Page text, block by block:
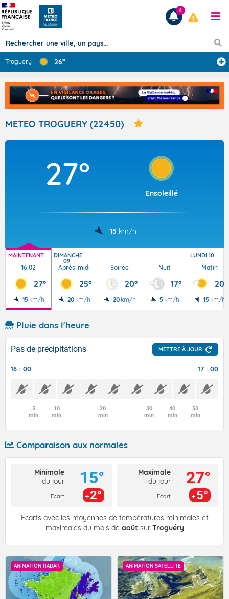
Prévisions
TOUS LES RÉSULTATS
Articles
4
Troguéry 26°
METEO TROGUERY (22450)
27°
Ensoleillé
15 km/h
MAINTENANT
16:02
27°
15 km/h
DIMANCHE
09
Après-midi
25°
20 km/h
Soirée
20°
20 km/h
Nuit
17°
5 km/h
LUNDI 10
Matin
20°
15 km/h
Pluie dans l'heure
Pas de précipitations METTRE À JOUR
16 : 00 17 : 00
5
min
10
min
20
min
30
min
40
min
50
min
Comparaison aux normales
Minimale
du jour
Ecart
15°
2°
Maximale
du jour
Ecart
27°
5°
Écarts avec les moyennes de températures minimales et
maximales du mois de août sur Troguéry
ANIMATION RADAR ANIMATION SATELLITE